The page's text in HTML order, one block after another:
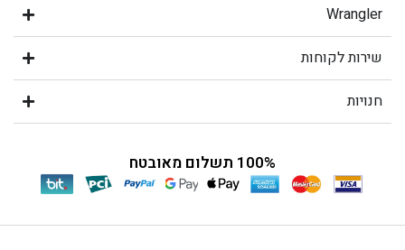
Wrangler
שירות לקוחות
חנויות
100% תשלום מאובטח